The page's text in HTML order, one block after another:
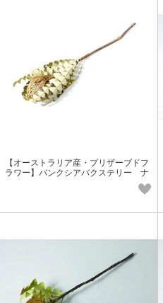
【オーストラリア産・プリザーブドフ
ラワー】バンクシアバクステリー ナ